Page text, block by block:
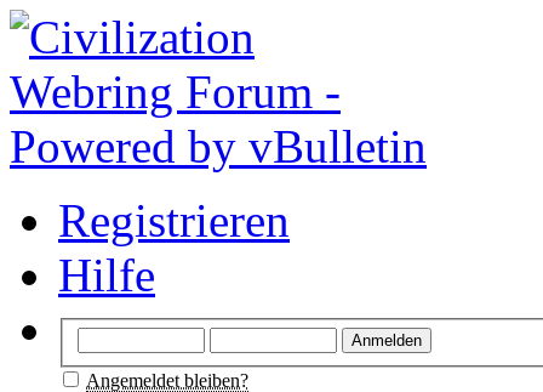
Registrieren
Hilfe
Angemeldet bleiben?